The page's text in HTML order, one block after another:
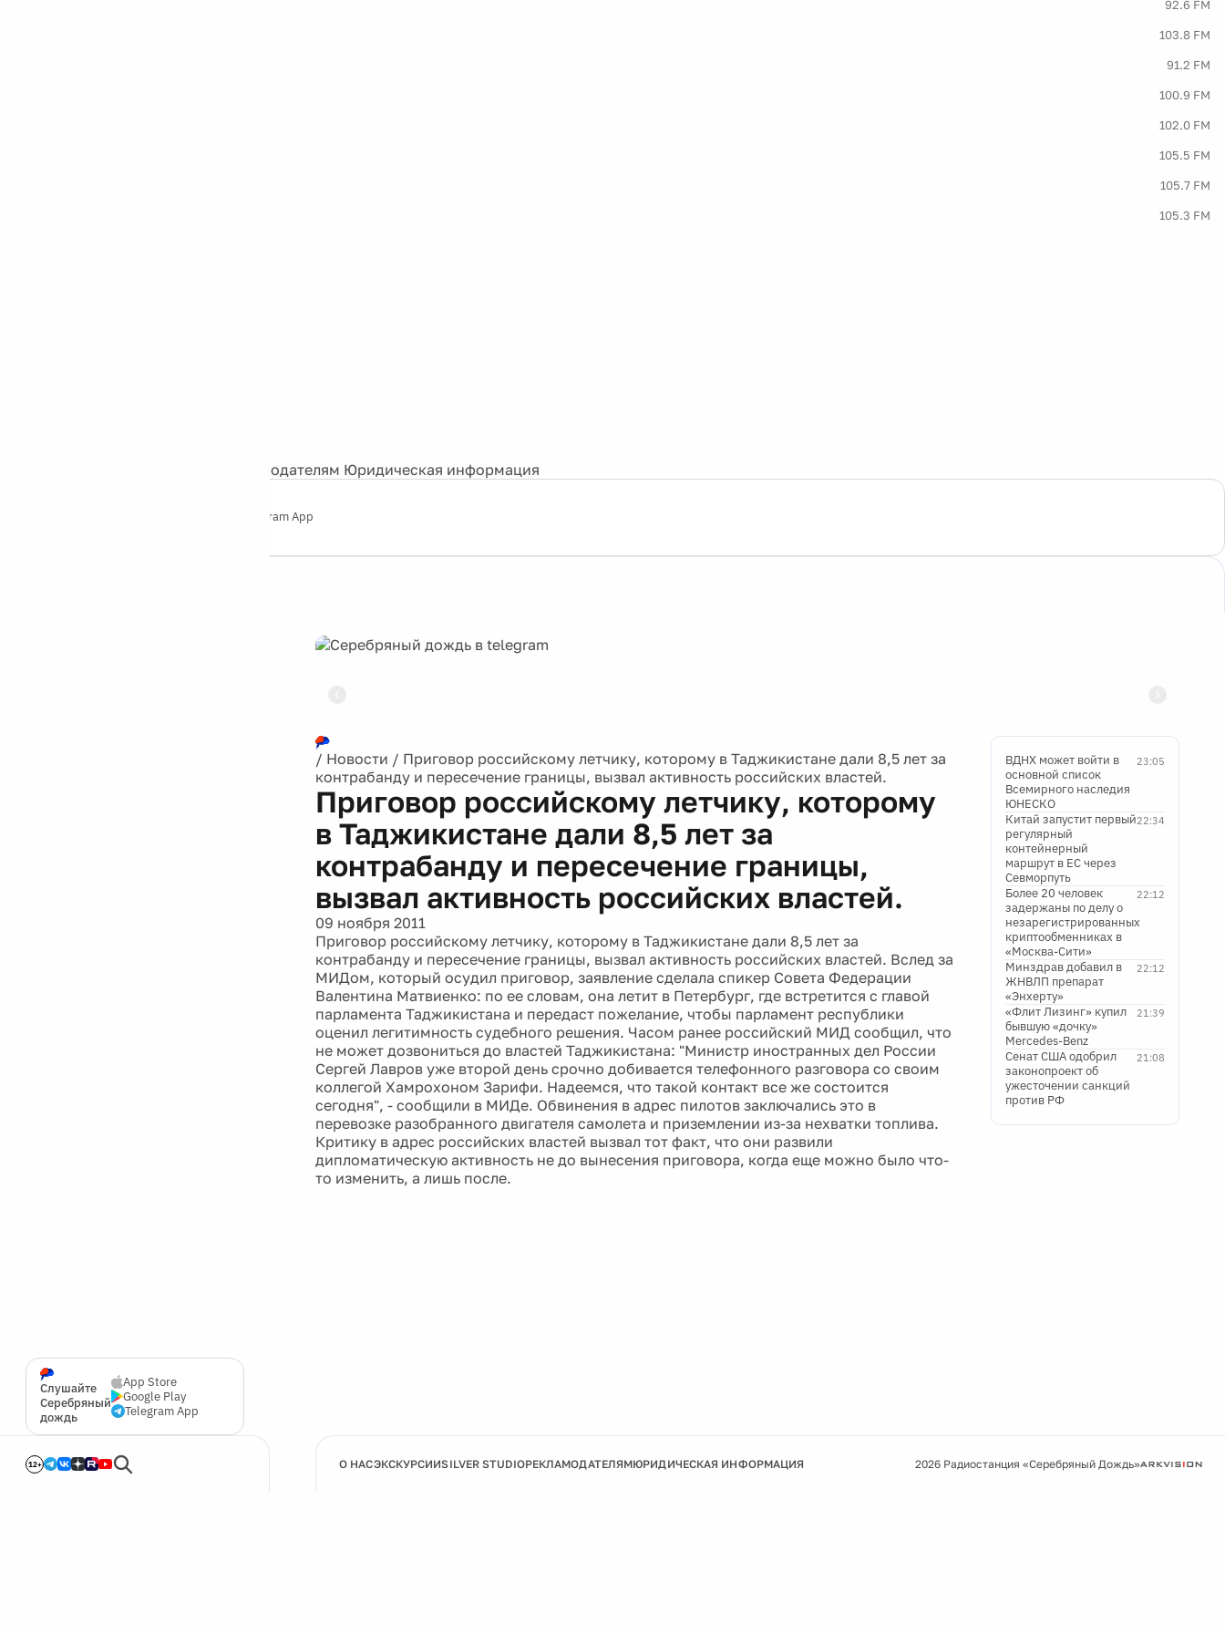
92.6 FM
103.8 FM
91.2 FM
100.9 FM
102.0 FM
105.5 FM
105.7 FM
105.3 FM
Рекламодателям Юридическая информация
Telegram App
Слушайте
Серебряный
дождь
App Store
Google Play
Telegram App
12+
/ Новости / Приговор российскому летчику, которому в Таджикистане дали 8,5 лет за
контрабанду и пересечение границы, вызвал активность российских властей.
Приговор российскому летчику, которому
в Таджикистане дали 8,5 лет за
контрабанду и пересечение границы,
вызвал активность российских властей.
09 ноября 2011
Приговор российскому летчику, которому в Таджикистане дали 8,5 лет за
контрабанду и пересечение границы, вызвал активность российских властей. Вслед за
МИДом, который осудил приговор, заявление сделала спикер Совета Федерации
Валентина Матвиенко: по ее словам, она летит в Петербург, где встретится с главой
парламента Таджикистана и передаст пожелание, чтобы парламент республики
оценил легитимность судебного решения. Часом ранее российский МИД сообщил, что
не может дозвониться до властей Таджикистана: "Министр иностранных дел России
Сергей Лавров уже второй день срочно добивается телефонного разговора со своим
коллегой Хамрохоном Зарифи. Надеемся, что такой контакт все же состоится
сегодня", - сообщили в МИДе. Обвинения в адрес пилотов заключались это в
перевозке разобранного двигателя самолета и приземлении из-за нехватки топлива.
Критику в адрес российских властей вызвал тот факт, что они развили
дипломатическую активность не до вынесения приговора, когда еще можно было что-
то изменить, а лишь после.
23:05
ВДНХ может войти в
основной список
Всемирного наследия
ЮНЕСКО
22:34
Китай запустит первый
регулярный
контейнерный
маршрут в ЕС через
Севморпуть
22:12
Более 20 человек
задержаны по делу о
незарегистрированных
криптообменниках в
«Москва-Сити»
22:12
Минздрав добавил в
ЖНВЛП препарат
«Энхерту»
21:39
«Флит Лизинг» купил
бывшую «дочку»
Mercedes-Benz
21:08
Сенат США одобрил
законопроект об
ужесточении санкций
против РФ
О НАСЭКСКУРСИИSILVER STUDIOРЕКЛАМОДАТЕЛЯМЮРИДИЧЕСКАЯ ИНФОРМАЦИЯ 2026 Радиостанция «Серебряный Дождь»